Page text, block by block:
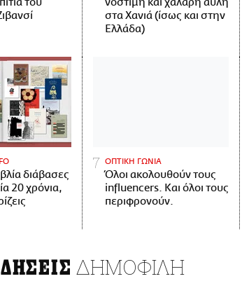
στα Χανιά (ίσως και στην
Ελλάδα)
διάβασες
20 χρόνια,
ΟΠΤΙΚΗ ΓΩΝΙΑ
Όλοι ακολουθούν τους
influencers. Και όλοι τους
περιφρονούν.
ΔΗΜΟΦΙΛΗ